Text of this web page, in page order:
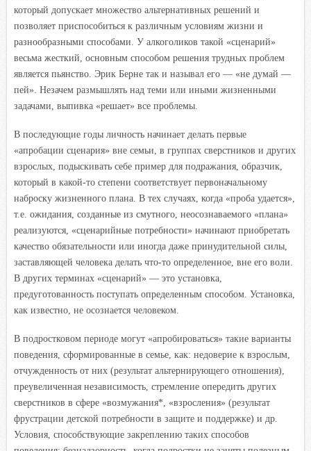
который допускает множество альтернативных решений и
позволяет приспособиться к различным условиям жизни и
разнообразными способами. У алкоголиков такой «сценарий»
весьма жесткий, основным способом решения трудных проблем
является пьянство. Эрик Берне так и называл его — «не думай —
пей». Незачем размышлять над теми или иными жизненными
задачами, выпивка «решает» все проблемы.
В последующие годы личность начинает делать первые
«апробации сценария» вне семьи, в группах сверстников и других
взрослых, подыскивать себе пример для подражания, образчик,
который в какой-то степени соответствует первоначальному
наброску жизненного плана. В тех случаях, когда «проба удается»,
т.е. ожидания, созданные из смутного, неосознаваемого «плана»
реализуются, «сценарийные потребности» начинают приобретать
качество обязательности или иногда даже принудительной силы,
заставляющей человека делать что-то определенное, вне его воли.
В других терминах «сценарий» — это установка,
предуготованность поступать определенным способом. Установка,
как известно, не осознается человеком.
В подростковом периоде могут «апробироваться» такие варианты
поведения, сформированные в семье, как: недоверие к взрослым,
отчужденность от них (результат альтернирующего отношения),
преувеличенная независимость, стремление опередить других
сверстников в сфере «возмужания*, «взросления» (результат
фрустрации детской потребности в защите и поддержке) и др.
Условия, способствующие закреплению таких способов